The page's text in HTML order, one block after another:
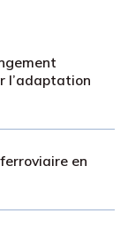
l’adaptation
en